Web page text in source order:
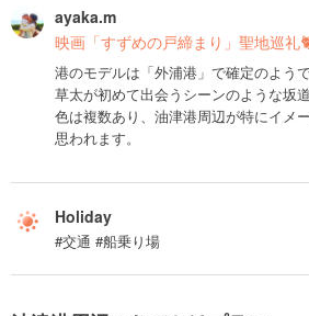
ayaka.m
映画「すずめの戸締まり」聖地巡礼
港のモデルは「外浦港」で確定のよう
草太が初めて出会うシーンのような坂
色は複数あり、油津港周辺が特にイメ
思われます。
Holiday
#交通 #船乗り場